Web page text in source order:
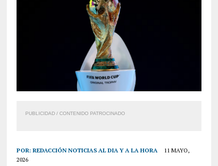
PUBLICIDAD / CONTENIDO PATROCINADO
POR: REDACCIÓN NOTICIAS AL DIA Y A LA HORA
11 MAYO,
2026